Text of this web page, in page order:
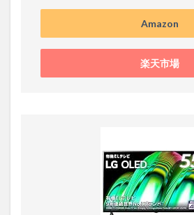
Amazon
楽天市場